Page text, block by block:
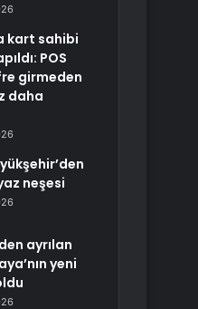
kart sahibi
POS
girmeden
daha
neşesi
ayrılan
yeni